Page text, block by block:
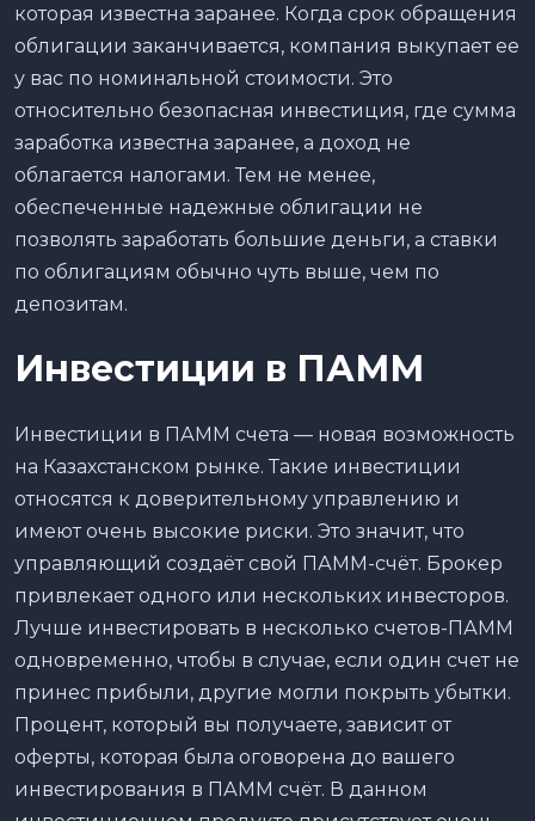
которая известна заранее. Когда срок обращения
облигации заканчивается, компания выкупает ее
у вас по номинальной стоимости. Это
относительно безопасная инвестиция, где сумма
заработка известна заранее, а доход не
облагается налогами. Тем не менее,
обеспеченные надежные облигации не
позволять заработать большие деньги, а ставки
по облигациям обычно чуть выше, чем по
депозитам.
Инвестиции в ПАММ
Инвестиции в ПАММ счета — новая возможность
на Казахстанском рынке. Такие инвестиции
относятся к доверительному управлению и
имеют очень высокие риски. Это значит, что
управляющий создаёт свой ПАММ-счёт. Брокер
привлекает одного или нескольких инвесторов.
Лучше инвестировать в несколько счетов-ПАММ
одновременно, чтобы в случае, если один счет не
принес прибыли, другие могли покрыть убытки.
Процент, который вы получаете, зависит от
оферты, которая была оговорена до вашего
инвестирования в ПАММ счёт. В данном